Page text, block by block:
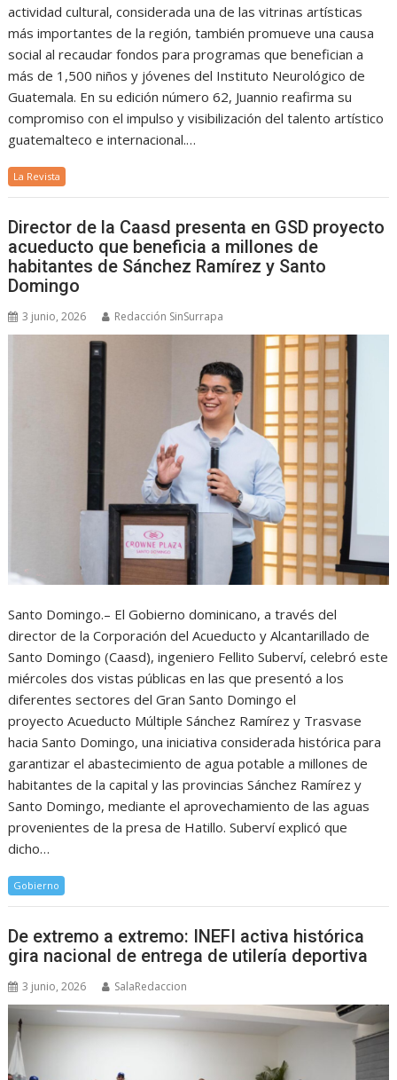
actividad cultural, considerada una de las vitrinas artísticas
más importantes de la región, también promueve una causa
social al recaudar fondos para programas que benefician a
más de 1,500 niños y jóvenes del Instituto Neurológico de
Guatemala. En su edición número 62, Juannio reafirma su
compromiso con el impulso y visibilización del talento artístico
guatemalteco e internacional.…
La Revista
Director de la Caasd presenta en GSD proyecto
acueducto que beneficia a millones de
habitantes de Sánchez Ramírez y Santo
Domingo
3 junio, 2026 Redacción SinSurrapa
Santo Domingo.– El Gobierno dominicano, a través del
director de la Corporación del Acueducto y Alcantarillado de
Santo Domingo (Caasd), ingeniero Fellito Suberví, celebró este
miércoles dos vistas públicas en las que presentó a los
diferentes sectores del Gran Santo Domingo el
proyecto Acueducto Múltiple Sánchez Ramírez y Trasvase
hacia Santo Domingo, una iniciativa considerada histórica para
garantizar el abastecimiento de agua potable a millones de
habitantes de la capital y las provincias Sánchez Ramírez y
Santo Domingo, mediante el aprovechamiento de las aguas
provenientes de la presa de Hatillo. Suberví explicó que
dicho…
Gobierno
De extremo a extremo: INEFI activa histórica
gira nacional de entrega de utilería deportiva
3 junio, 2026 SalaRedaccion